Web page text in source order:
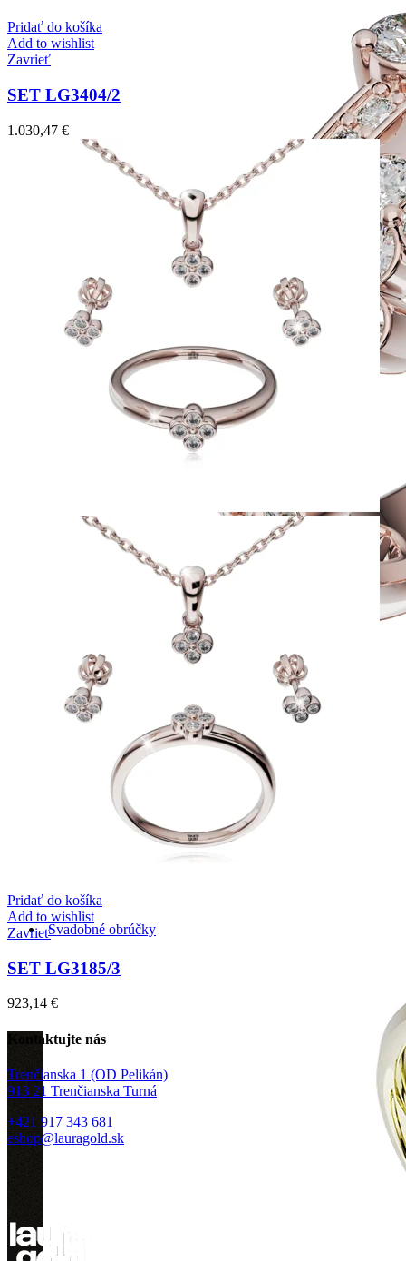
Zásnubné prstne z kolekcie Twin Rings.
Svadobné obrúčky
Pridať do košíka
Add to wishlist
Zavrieť
SET LG3404/2
1.030,47 €
Pridať do košíka
Add to wishlist
Zavrieť
SET LG3185/3
923,14 €
Kontaktujte nás
Trenčianska 1 (OD Pelikán)
913 21 Trenčianska Turná
+421 917 343 681
eshop@lauragold.sk